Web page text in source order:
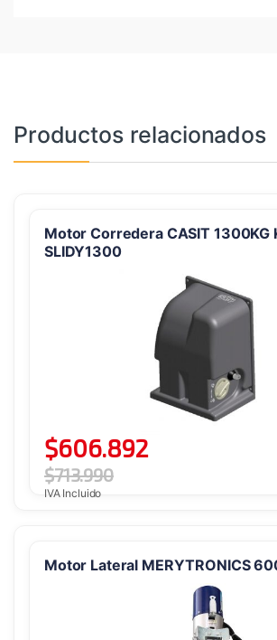
Productos relacionados
Motor Corredera CASIT 1300KG
SLIDY1300
$606.892
$713.990
IVA Incluido
Motor Lateral MERYTRONICS